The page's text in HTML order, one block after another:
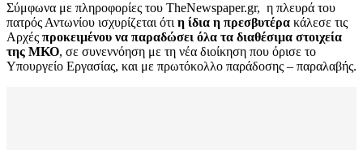
Σύμφωνα με πληροφορίες του TheNewspaper.gr, η πλευρά του
πατρός Αντωνίου ισχυρίζεται ότι η ίδια η πρεσβυτέρα κάλεσε τις
Αρχές προκειμένου να παραδώσει όλα τα διαθέσιμα στοιχεία
της ΜΚΟ, σε συνεννόηση με τη νέα διοίκηση που όρισε το
Υπουργείο Εργασίας, και με πρωτόκολλο παράδοσης – παραλαβής.